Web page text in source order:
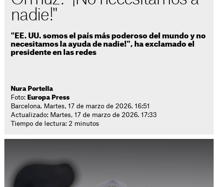
nadie!"
"EE. UU. somos el país más poderoso del mundo y no
necesitamos la ayuda de nadie!", ha exclamado el
presidente en las redes
Nura Portella
Foto: Europa Press
Barcelona. Martes, 17 de marzo de 2026. 16:51
Actualizado: Martes, 17 de marzo de 2026. 17:33
Tiempo de lectura: 2 minutos